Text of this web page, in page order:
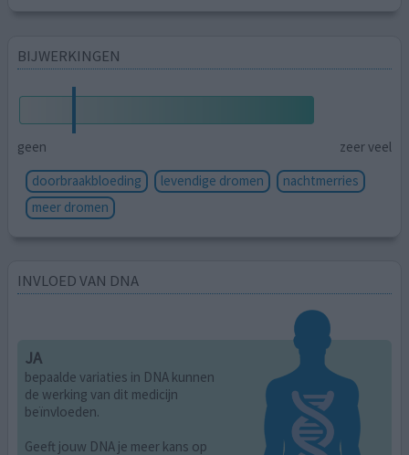
BIJWERKINGEN
geen
zeer veel
doorbraakbloeding
levendige dromen
nachtmerries
meer dromen
INVLOED VAN DNA
JA
bepaalde variaties in DNA kunnen
de werking van dit medicijn
beïnvloeden.
Geeft jouw DNA je meer kans op